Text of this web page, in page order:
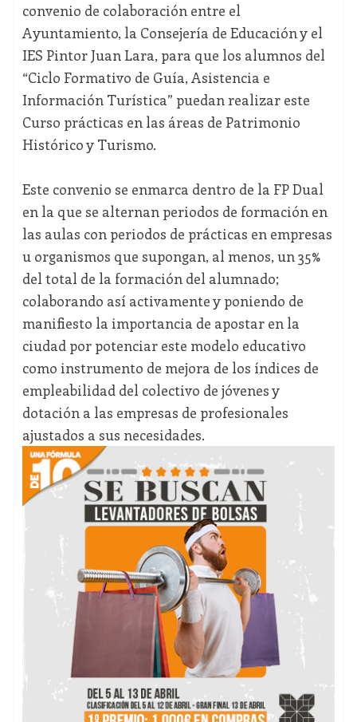
convenio de colaboración entre el
Ayuntamiento, la Consejería de Educación y el
IES Pintor Juan Lara, para que los alumnos del
“Ciclo Formativo de Guía, Asistencia e
Información Turística” puedan realizar este
Curso prácticas en las áreas de Patrimonio
Histórico y Turismo.
Este convenio se enmarca dentro de la FP Dual
en la que se alternan periodos de formación en
las aulas con periodos de prácticas en empresas
u organismos que supongan, al menos, un 35%
del total de la formación del alumnado;
colaborando así activamente y poniendo de
manifiesto la importancia de apostar en la
ciudad por potenciar este modelo educativo
como instrumento de mejora de los índices de
empleabilidad del colectivo de jóvenes y
dotación a las empresas de profesionales
ajustados a sus necesidades.